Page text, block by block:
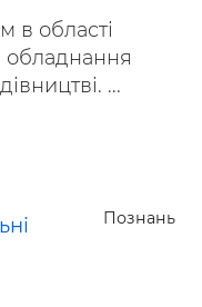
в області
обладнання
...
Познань